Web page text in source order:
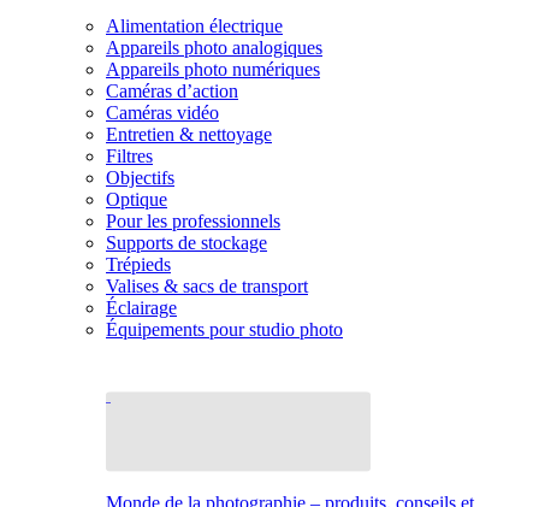
Alimentation électrique
Appareils photo analogiques
Appareils photo numériques
Caméras d’action
Caméras vidéo
Entretien & nettoyage
Filtres
Objectifs
Optique
Pour les professionnels
Supports de stockage
Trépieds
Valises & sacs de transport
Éclairage
Équipements pour studio photo
Monde de la photographie – produits, conseils et